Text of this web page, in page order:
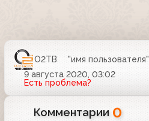
О2ТВ "имя пользователя"
9 августа 2020, 03:02
Есть проблема?
Комментарии 0